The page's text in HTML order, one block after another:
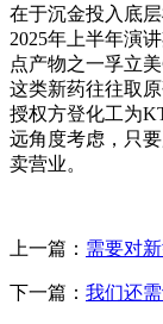
在于沉金投入底
2025年上半年演
点产物之一孚立
这类新药往往取
授权方登化工为
远角度考虑，只
卖营业。
上一篇： 需要对
下一篇： 我们还